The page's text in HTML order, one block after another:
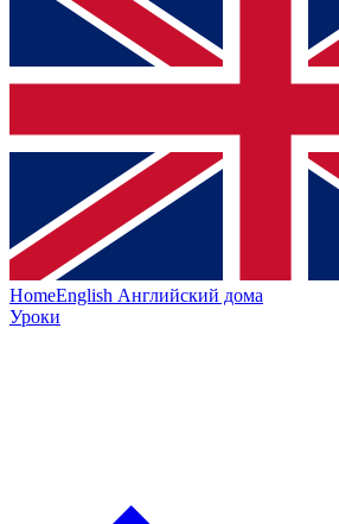
HomeEnglish Английский дома
Уроки